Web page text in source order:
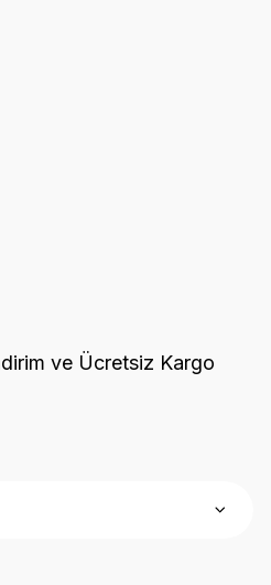
ve Ücretsiz Kargo